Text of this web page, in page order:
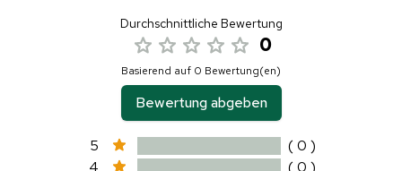
Durchschnittliche Bewertung
0
Basierend auf 0 Bewertung(en)
Bewertung abgeben
5
( 0 )
4
( 0 )